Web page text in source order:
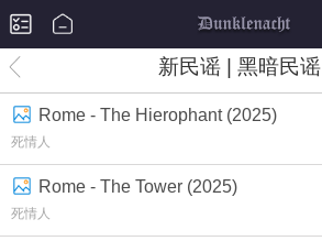
新民谣 | 黑暗民谣
Rome - The Hierophant (2025)
死情人
Rome - The Tower (2025)
死情人